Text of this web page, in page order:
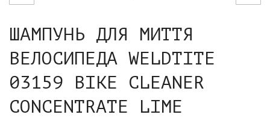
ШАМПУНЬ ДЛЯ МИТТЯ
ВЕЛОСИПЕДА WELDTITE
03159 BIKE CLEANER
CONCENTRATE LIME